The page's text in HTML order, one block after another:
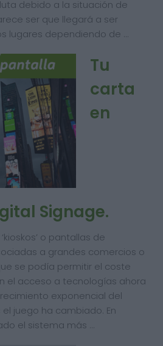
debido a la situación de
ser que llegará a ser
lugares dependiendo de …
Tu
carta
en
Signage.
o pantallas de
a grandes comercios o
se podía permitir el coste
el acceso a tecnologías ahora
exponencial del
juego ha cambiado. En
el sistema más …